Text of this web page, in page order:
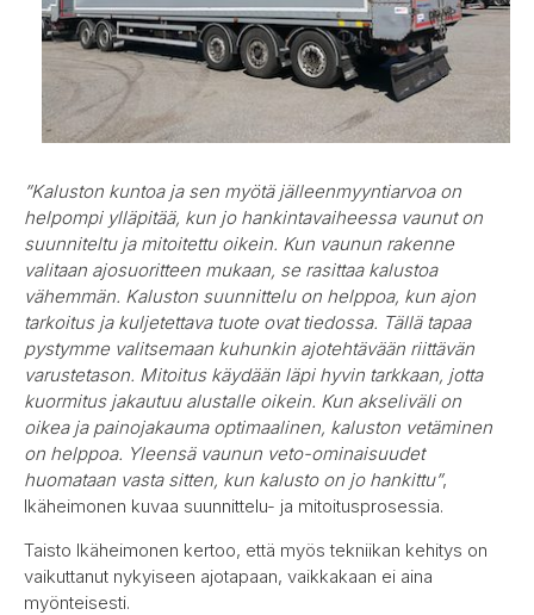
”Kaluston kuntoa ja sen myötä jälleenmyyntiarvoa on
helpompi ylläpitää, kun jo hankintavaiheessa vaunut on
suunniteltu ja mitoitettu oikein. Kun vaunun rakenne
valitaan ajosuoritteen mukaan, se rasittaa kalustoa
vähemmän. Kaluston suunnittelu on helppoa, kun ajon
tarkoitus ja kuljetettava tuote ovat tiedossa. Tällä tapaa
pystymme valitsemaan kuhunkin ajotehtävään riittävän
varustetason. Mitoitus käydään läpi hyvin tarkkaan, jotta
kuormitus jakautuu alustalle oikein. Kun akseliväli on
oikea ja painojakauma optimaalinen, kaluston vetäminen
on helppoa. Yleensä vaunun veto-ominaisuudet
huomataan vasta sitten, kun kalusto on jo hankittu”,
Ikäheimonen kuvaa suunnittelu- ja mitoitusprosessia.
Taisto Ikäheimonen kertoo, että myös tekniikan kehitys on
vaikuttanut nykyiseen ajotapaan, vaikkakaan ei aina
myönteisesti.